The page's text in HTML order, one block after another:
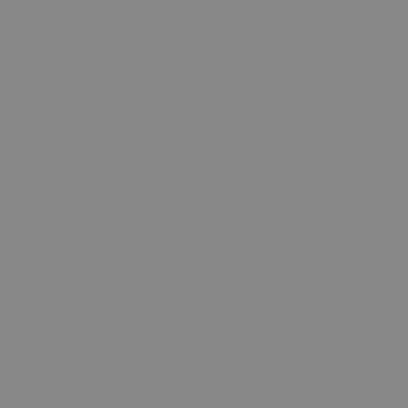
servizio
le preferenze di
cui il prefisso
che si
di analisi web
di Google) per
i cookie.